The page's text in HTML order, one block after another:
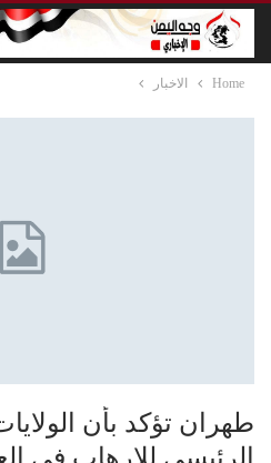
Home الاخبار
طهران تؤكد بأن
الرئيسي للإرهاب في